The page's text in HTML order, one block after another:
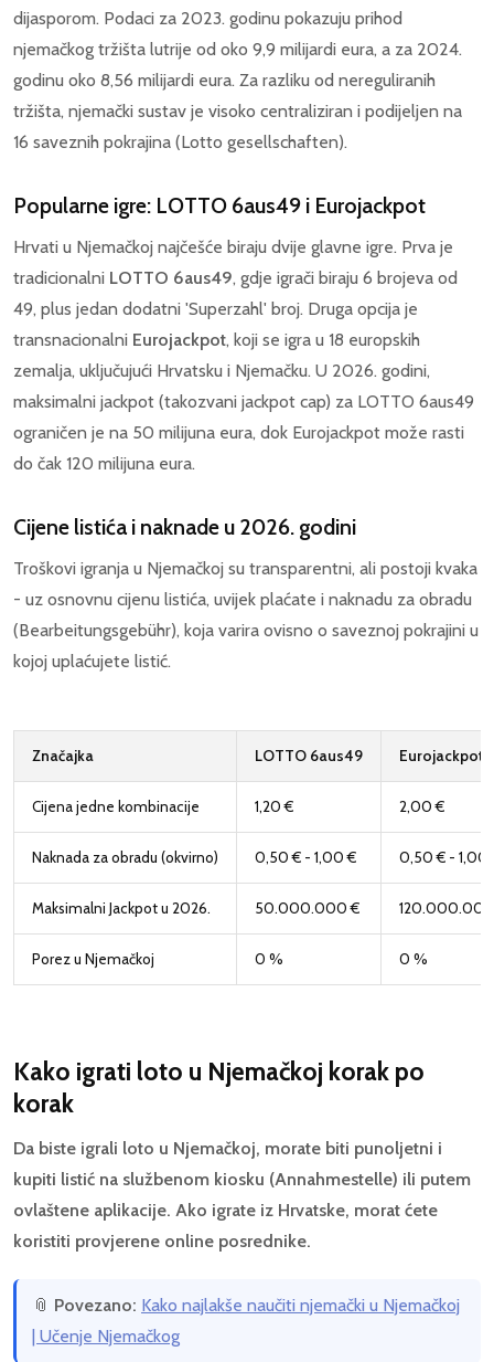
dijasporom. Podaci za 2023. godinu pokazuju prihod
njemačkog tržišta lutrije od oko 9,9 milijardi eura, a za 2024.
godinu oko 8,56 milijardi eura. Za razliku od nereguliranih
tržišta, njemački sustav je visoko centraliziran i podijeljen na
16 saveznih pokrajina (Lotto gesellschaften).
Popularne igre: LOTTO 6aus49 i Eurojackpot
Hrvati u Njemačkoj najčešće biraju dvije glavne igre. Prva je
tradicionalni LOTTO 6aus49, gdje igrači biraju 6 brojeva od
49, plus jedan dodatni 'Superzahl' broj. Druga opcija je
transnacionalni Eurojackpot, koji se igra u 18 europskih
zemalja, uključujući Hrvatsku i Njemačku. U 2026. godini,
maksimalni jackpot (takozvani jackpot cap) za LOTTO 6aus49
ograničen je na 50 milijuna eura, dok Eurojackpot može rasti
do čak 120 milijuna eura.
Cijene listića i naknade u 2026. godini
Troškovi igranja u Njemačkoj su transparentni, ali postoji kvaka
- uz osnovnu cijenu listića, uvijek plaćate i naknadu za obradu
(Bearbeitungsgebühr), koja varira ovisno o saveznoj pokrajini u
kojoj uplaćujete listić.
Značajka LOTTO 6aus49 Eurojackpot
Cijena jedne kombinacije 1,20 € 2,00 €
Naknada za obradu (okvirno) 0,50 € - 1,00 € 0,50 € - 1,00
Maksimalni Jackpot u 2026. 50.000.000 €
Porez u Njemačkoj 0 % 0 %
Kako igrati loto u Njemačkoj korak po
korak
Da biste igrali loto u Njemačkoj, morate biti punoljetni i
kupiti listić na službenom kiosku (Annahmestelle) ili putem
ovlaštene aplikacije. Ako igrate iz Hrvatske, morat ćete
koristiti provjerene online posrednike.
📎 Povezano: Kako najlakše naučiti njemački u Njemačkoj
| Učenje Njemačkog